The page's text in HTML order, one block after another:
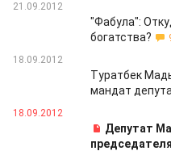
21.09.2012
"Фабула":
богатства?
18.09.2012
Туратбек
мандат
18.09.2012
Депутат